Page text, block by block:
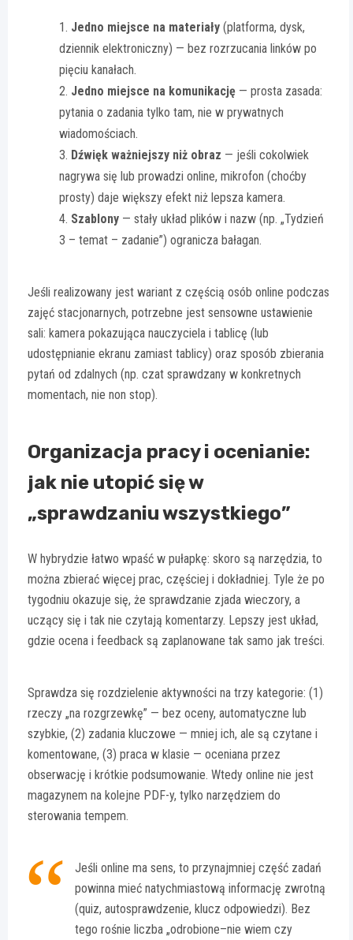
Jedno miejsce na materiały (platforma, dysk,
dziennik elektroniczny) — bez rozrzucania linków po
pięciu kanałach.
Jedno miejsce na komunikację — prosta zasada:
pytania o zadania tylko tam, nie w prywatnych
wiadomościach.
Dźwięk ważniejszy niż obraz — jeśli cokolwiek
nagrywa się lub prowadzi online, mikrofon (choćby
prosty) daje większy efekt niż lepsza kamera.
Szablony — stały układ plików i nazw (np. „Tydzień
3 – temat – zadanie”) ogranicza bałagan.
Jeśli realizowany jest wariant z częścią osób online podczas
zajęć stacjonarnych, potrzebne jest sensowne ustawienie
sali: kamera pokazująca nauczyciela i tablicę (lub
udostępnianie ekranu zamiast tablicy) oraz sposób zbierania
pytań od zdalnych (np. czat sprawdzany w konkretnych
momentach, nie non stop).
Organizacja pracy i ocenianie:
jak nie utopić się w
„sprawdzaniu wszystkiego”
W hybrydzie łatwo wpaść w pułapkę: skoro są narzędzia, to
można zbierać więcej prac, częściej i dokładniej. Tyle że po
tygodniu okazuje się, że sprawdzanie zjada wieczory, a
uczący się i tak nie czytają komentarzy. Lepszy jest układ,
gdzie ocena i feedback są zaplanowane tak samo jak treści.
Sprawdza się rozdzielenie aktywności na trzy kategorie: (1)
rzeczy „na rozgrzewkę” — bez oceny, automatyczne lub
szybkie, (2) zadania kluczowe — mniej ich, ale są czytane i
komentowane, (3) praca w klasie — oceniana przez
obserwację i krótkie podsumowanie. Wtedy online nie jest
magazynem na kolejne PDF-y, tylko narzędziem do
sterowania tempem.
Jeśli online ma sens, to przynajmniej część zadań
powinna mieć natychmiastową informację zwrotną
(quiz, autosprawdzenie, klucz odpowiedzi). Bez
tego rośnie liczba „odrobione–nie wiem czy